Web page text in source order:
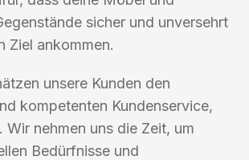
sicher und unversehrt
Ziel ankommen.
unsere Kunden den
kompetenten Kundenservice,
Wir nehmen uns die Zeit, um
Bedürfnisse und